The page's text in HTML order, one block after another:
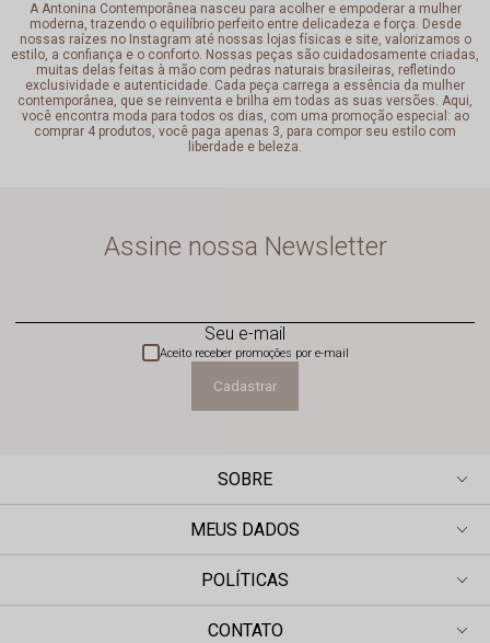
A Antonina Contemporânea nasceu para acolher e empoderar a mulher
moderna, trazendo o equilíbrio perfeito entre delicadeza e força. Desde
nossas raízes no Instagram até nossas lojas físicas e site, valorizamos o
estilo, a confiança e o conforto. Nossas peças são cuidadosamente criadas,
muitas delas feitas à mão com pedras naturais brasileiras, refletindo
exclusividade e autenticidade. Cada peça carrega a essência da mulher
contemporânea, que se reinventa e brilha em todas as suas versões. Aqui,
você encontra moda para todos os dias, com uma promoção especial: ao
comprar 4 produtos, você paga apenas 3, para compor seu estilo com
liberdade e beleza.
Assine nossa Newsletter
Seu e-mail
Cadastrar
Aceito receber promoções por e-mail
SOBRE
MEUS DADOS
POLÍTICAS
CONTATO